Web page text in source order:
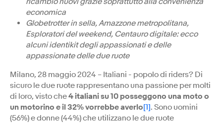
economica
Globetrotter in sella, Amazzone metropolitana,
Esploratori del weekend, Centauro digitale: ecco
alcuni identikit degli appassionati e delle
appassionate delle due ruote
Milano, 28 maggio 2024 – Italiani - popolo di riders? Di
sicuro le due ruote rappresentano una passione per molti
di loro, visto che4 italiani su 10 posseggono una moto o
un motorino e il 32% vorrebbe averlo[1]. Sono uomini
(56%) e donne (44%) che utilizzano le due ruote